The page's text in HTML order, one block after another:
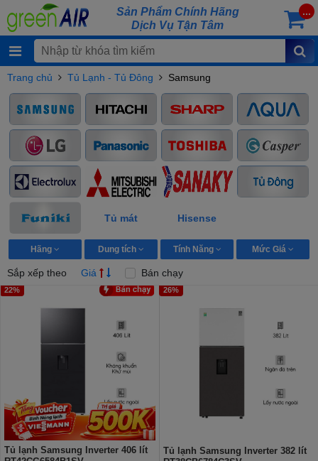
Sản Phẩm Chính Hãng
Dịch Vụ Tận Tâm
...
Trang chủ Tủ Lạnh - Tủ Đông Samsung
Tủ mát Hisense
Hãng Dung tích Tính Năng Mức Giá
Sắp xếp theo Giá Bán chạy
22%
Tủ lạnh Samsung Inverter 406 lít
26%
Tủ lạnh Samsung Inverter 382 lít